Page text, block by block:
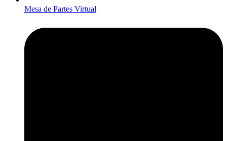
Mesa de Partes Virtual